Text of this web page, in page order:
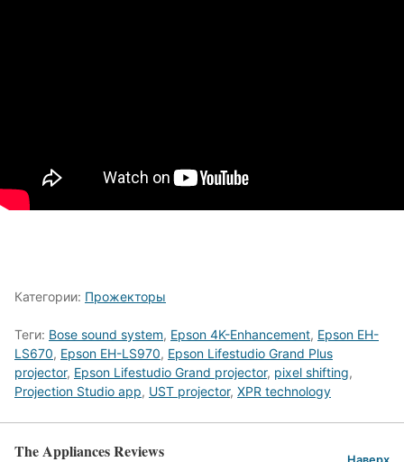
Категории: Прожекторы
Теги: Bose sound system, Epson 4K-Enhancement, Epson EH-
LS670, Epson EH-LS970, Epson Lifestudio Grand Plus
projector, Epson Lifestudio Grand projector, pixel shifting,
Projection Studio app, UST projector, XPR technology
The Appliances Reviews